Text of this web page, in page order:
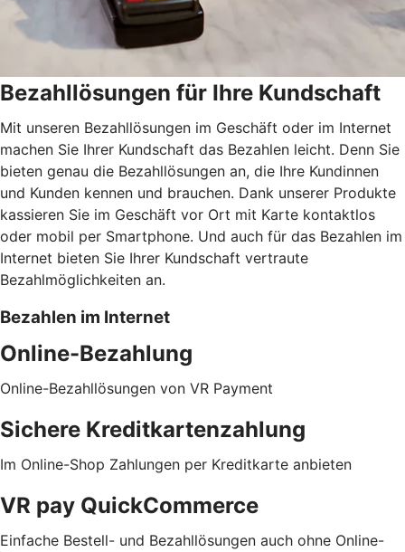
Bezahllösungen für Ihre Kundschaft
Mit unseren Bezahllösungen im Geschäft oder im Internet
machen Sie Ihrer Kundschaft das Bezahlen leicht. Denn Sie
bieten genau die Bezahllösungen an, die Ihre Kundinnen
und Kunden kennen und brauchen. Dank unserer Produkte
kassieren Sie im Geschäft vor Ort mit Karte kontaktlos
oder mobil per Smartphone. Und auch für das Bezahlen im
Internet bieten Sie Ihrer Kundschaft vertraute
Bezahlmöglichkeiten an.
Bezahlen im Internet
Online-Bezahlung
Online-Bezahllösungen von VR Payment
Sichere Kreditkartenzahlung
Im Online-Shop Zahlungen per Kreditkarte anbieten
VR pay QuickCommerce
Einfache Bestell- und Bezahllösungen auch ohne Online-